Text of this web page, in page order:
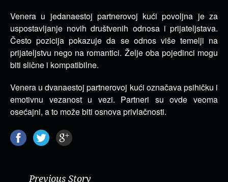
Venera u jedanaestoj partnerovoj kući povoljna je za
uspostavljanje novih društvenih odnosa i prijateljstava.
Često pozicija pokazuje da se odnos više temelji na
prijateljstvu nego na romantici. Želje oba pojedinci mogu
biti slične i kompatibilne.
Venera u dvanaestoj partnerovoj kući označava psihičku i
emotivnu vezanost u vezi. Partneri su ovde veoma
osećajni, a to može biti osnova privlačnosti.
Previous Story